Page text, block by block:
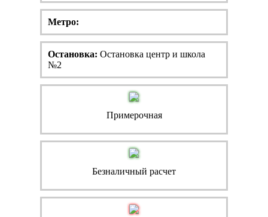
Метро:
Остановка: Остановка центр и школа
№2
Примерочная
Безналичный расчет